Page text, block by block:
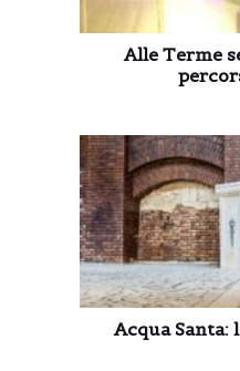
Alle Terme
Acqua Santa: